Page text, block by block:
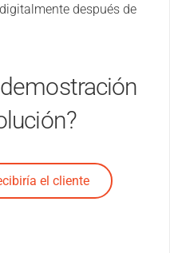
después de
el cliente